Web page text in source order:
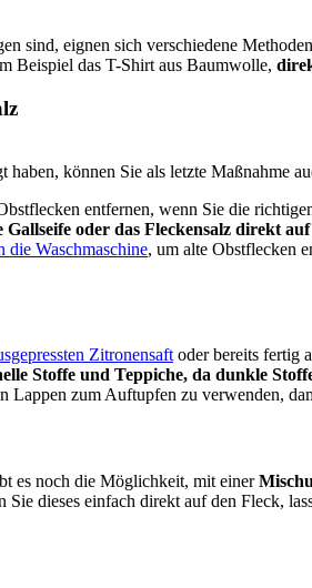
sind, eignen sich verschiedene
Beispiel das T-Shirt aus Baumwolle,
können Sie als letzte Maßnahme
entfernen, wenn Sie die
Gallseife oder das Fleckensalz direkt
die Waschmaschine, um alte Obstflecken
Zitronensaft oder bereits fertig
Stoffe und Teppiche, da dunkle
Lappen zum Auftupfen zu verwenden,
es noch die Möglichkeit, mit einer
dieses einfach direkt auf den Fleck,